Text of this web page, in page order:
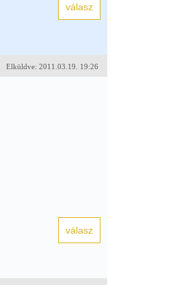
Elküldve: 2011.03.19. 19:26